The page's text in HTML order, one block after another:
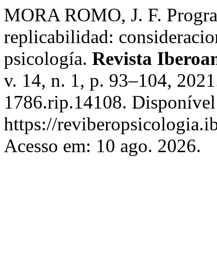
MORA ROMO, J. F.
replicabilidad:
psicología. Revista
v. 14, n. 1, p. 93–104,
1786.rip.14108.
https://
Acesso em: 10 ago. 2026.